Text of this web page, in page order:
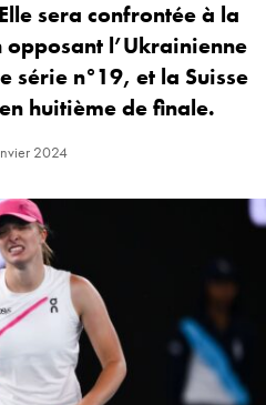
sera confrontée à la
l’Ukrainienne
série n°19, et la Suisse
huitième de finale.
2024